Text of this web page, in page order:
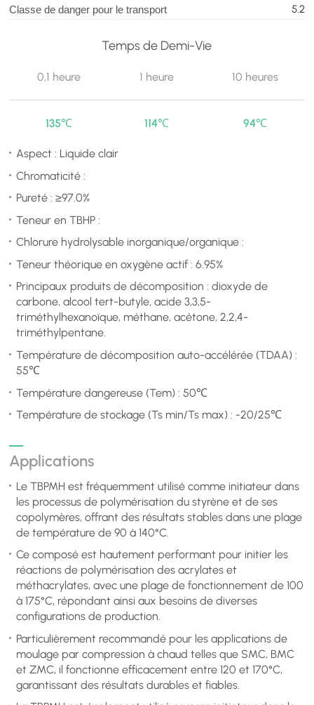
Classe de danger pour le transport 5.2
Temps de Demi-Vie
0,1 heure
135℃
1 heure
114℃
10 heures
94℃
Aspect : Liquide clair
Chromaticité :
Pureté : ≥97.0%
Teneur en TBHP :
Chlorure hydrolysable inorganique/organique :
Teneur théorique en oxygène actif : 6.95%
Principaux produits de décomposition : dioxyde de
carbone, alcool tert-butyle, acide 3,3,5-
triméthylhexanoïque, méthane, acétone, 2,2,4-
triméthylpentane.
Température de décomposition auto-accélérée (TDAA) :
55℃
Température dangereuse (Tem) : 50℃
Température de stockage (Ts min/Ts max) : -20/25℃
Applications
Le TBPMH est fréquemment utilisé comme initiateur dans
les processus de polymérisation du styrène et de ses
copolymères, offrant des résultats stables dans une plage
de température de 90 à 140°C.
Ce composé est hautement performant pour initier les
réactions de polymérisation des acrylates et
méthacrylates, avec une plage de fonctionnement de 100
à 175°C, répondant ainsi aux besoins de diverses
configurations de production.
Particulièrement recommandé pour les applications de
moulage par compression à chaud telles que SMC, BMC
et ZMC, il fonctionne efficacement entre 120 et 170°C,
garantissant des résultats durables et fiables.